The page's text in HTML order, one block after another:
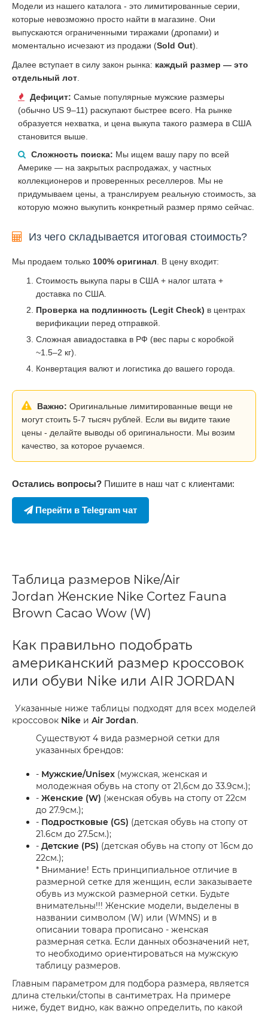
Модели из нашего каталога - это лимитированные серии,
которые невозможно просто найти в магазине. Они
выпускаются ограниченными тиражами (дропами) и
моментально исчезают из продажи (Sold Out).
Далее вступает в силу закон рынка: каждый размер — это
отдельный лот
Дефицит: Самые популярные мужские размеры
(обычно US 9–11) раскупают быстрее всего. На рынке
образуется нехватка, и цена выкупа такого размера в США
становится выше.
Сложность поиска: Мы ищем вашу пару по всей
Америке — на закрытых распродажах, у частных
коллекционеров и проверенных реселлеров. Мы не
придумываем цены, а транслируем реальную стоимость, за
которую можно выкупить конкретный размер прямо сейчас.
Из чего складывается итоговая стоимость?
Мы продаем только 100% оригинал . В цену входит:
Стоимость выкупа пары в США + налог штата +
доставка по США.
Проверка на подлинность (Legit Check) в центрах
верификации перед отправкой.
Сложная авиадоставка в РФ (вес пары с коробкой
~1.5–2 кг).
Конвертация валют и логистика до вашего города.
Важно: Оригинальные лимитированные вещи не
могут стоить 5-7 тысяч рублей. Если вы видите такие
цены - делайте выводы об оригинальности. Мы возим
качество, за которое ручаемся.
Остались вопросы? Пишите в наш чат с клиентами:
Перейти в Telegram чат
Таблица размеров Nike/Air
Jordan Женские Nike Cortez Fauna
Brown Cacao Wow (W)
Как правильно подобрать
американский размер кроссовок
или обуви Nike или AIR JORDAN
Указанные ниже таблицы подходят для всех моделей
кроссовок Nike и Air Jordan.
Существуют 4 вида размерной сетки для
указанных брендов:
- Мужские/Unisex (мужская, женская и
молодежная обувь на стопу от 21,6см до 33.9см.);
- Женские (W) (женская обувь на стопу от 22см
до 27.9см.);
- Подростковые (GS) (детская обувь на стопу от
21.6см до 27.5см.);
- Детские (PS) (детская обувь на стопу от 16см до
22см.);
* Внимание! Есть принципиальное отличие в
размерной сетке для женщин, если заказываете
обувь из мужской размерной сетки. Будьте
внимательны!!! Женские модели, выделены в
названии символом (W) или (WMNS) и в
описании товара прописано - женская
размерная сетка. Если данных обозначений нет,
то необходимо ориентироваться на мужскую
таблицу размеров.
Главным параметром для подбора размера, является
длина стельки/стопы в сантиметрах. На примере
ниже, будет видно, как важно определить, по какой